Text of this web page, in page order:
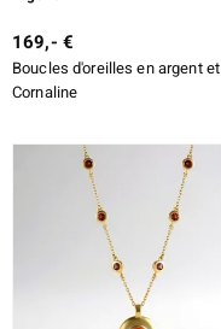
169,- €
Boucles d'oreilles en argent et
Cornaline